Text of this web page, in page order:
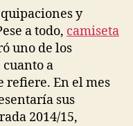
y
a todo, camiseta
uno de los
a
refiere. En el mes
sus
2014/15,